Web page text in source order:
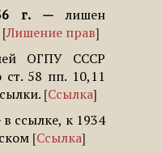
г.
лишен
Лишение прав
ОГПУ СССР
ст. 58 пп. 10,11
Ссылка
в ссылке, к 1934
Ссылка